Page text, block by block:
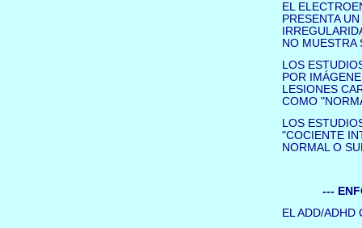
EL
PRESENTA
NO MUESTRA
LOS
POR
LESIONES
COMO
LOS
"COCIENTE
NORMAL O
---
EL ADD/ADHD